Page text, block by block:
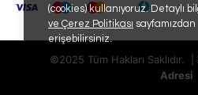
(cookies) kullanıyoruz. Detaylı
ve Çerez Politikası sayfamızdan
erişebilirsiniz.
©2025 Tüm Hakları Saklıdır. |
Adresi